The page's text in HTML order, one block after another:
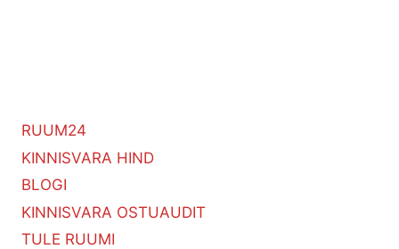
RUUM24
KINNISVARA HIND
BLOGI
KINNISVARA OSTUAUDIT
TULE RUUMI